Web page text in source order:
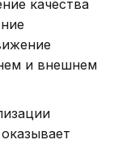
качества
и внешнем